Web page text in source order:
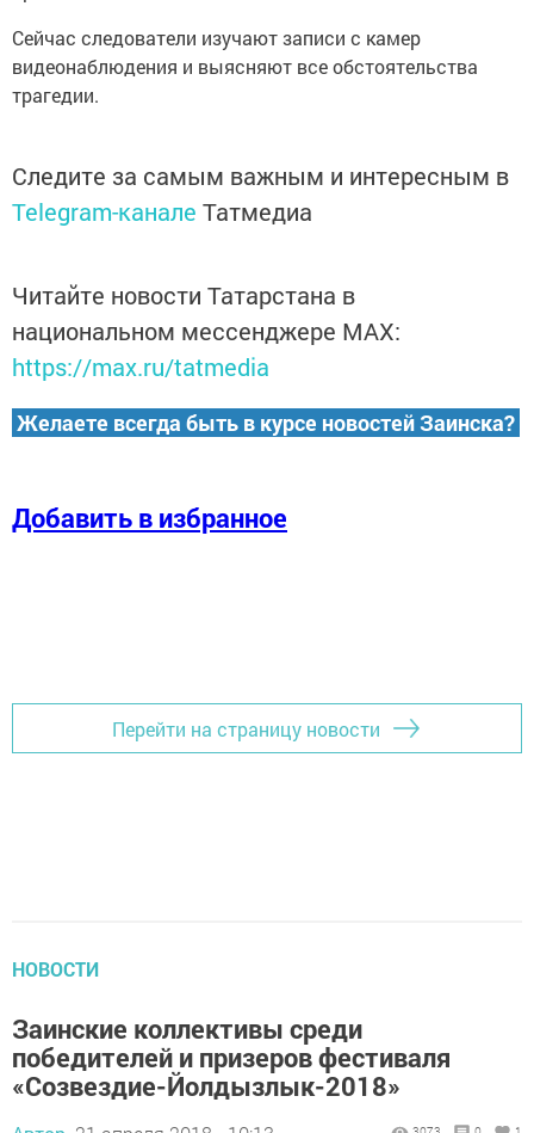
Сейчас следователи изучают записи с камер
видеонаблюдения и выясняют все обстоятельства
трагедии.
Следите за самым важным и интересным в
Telegram-канале Татмедиа
Читайте новости Татарстана в
национальном мессенджере MАХ:
https://max.ru/tatmedia
Желаете всегда быть в курсе новостей Заинска?
Добавить в избранное
Перейти на страницу новости
НОВОСТИ
Заинские коллективы среди
победителей и призеров фестиваля
«Созвездие-Йолдызлык-2018»